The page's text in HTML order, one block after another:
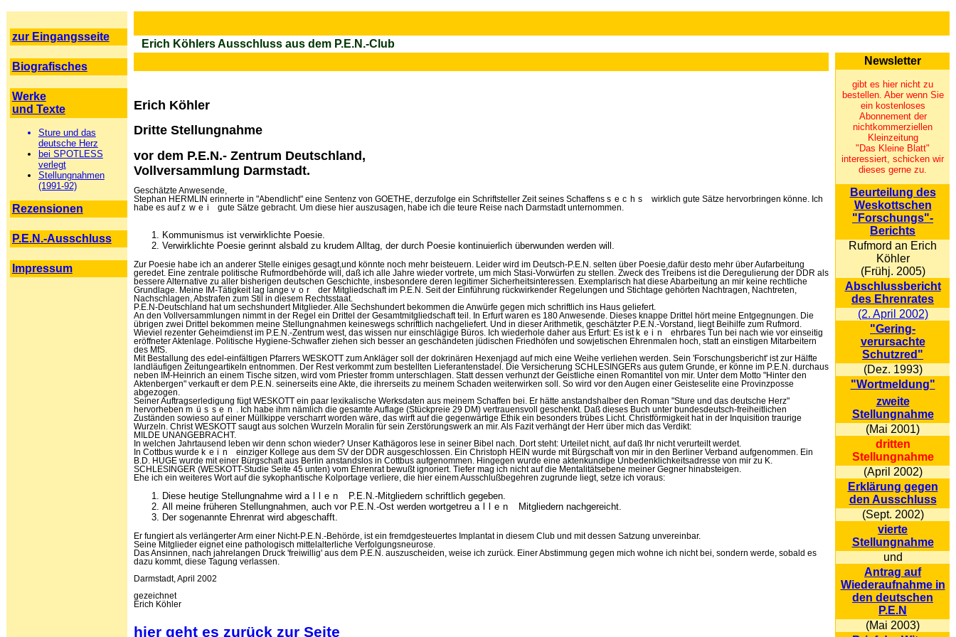
zur Eingangsseite
Biografisches
Werke
und Texte
Sture und das
deutsche Herz
bei SPOTLESS
verlegt
Stellungnahmen
(1991-92)
Rezensionen
P.E.N.-Ausschluss
Impressum
Erich Köhlers Ausschluss aus dem P.E.N.-Club
Newsletter
gibt es hier nicht zu
bestellen. Aber wenn Sie
ein kostenloses
Abonnement der
nichtkommerziellen
Kleinzeitung
"Das Kleine Blatt"
interessiert, schicken wir
dieses gerne zu.
Beurteilung des
Weskottschen
"Forschungs"-
Berichts
Rufmord an Erich
Köhler
(Frühj. 2005)
Abschlussbericht
des Ehrenrates
(2. April 2002)
"Gering-
verursachte
Schutzred"
(Dez. 1993)
"Wortmeldung"
zweite
Stellungnahme
(Mai 2001)
dritten
Stellungnahme
(April 2002)
Erklärung gegen
den Ausschluss
(Sept. 2002)
vierte
Stellungnahme
und
Antrag auf
Wiederaufnahme in
den deutschen
P.E.N
(Mai 2003)
Erich Köhler
Dritte Stellungnahme
vor dem P.E.N.- Zentrum Deutschland,
Vollversammlung Darmstadt.
Geschätzte Anwesende,
Stephan HERMLIN erinnerte in "Abendlicht" eine Sentenz von GOETHE, derzufolge ein Schriftsteller Zeit seines Schaffens sechs wirklich gute Sätze hervorbringen könne. Ich
habe es aufzweigute Sätze gebracht. Um diese hier auszusagen, habe ich die teure Reise nach Darmstadt unternommen.
Kommunismus ist verwirklichte Poesie.
Verwirklichte Poesie gerinnt alsbald zu krudem Alltag, der durch Poesie kontinuierlich überwunden werden will.
Zur Poesie habe ich an anderer Stelle einiges gesagt,und könnte noch mehr beisteuern. Leider wird im Deutsch-P.E.N. selten über Poesie,dafür desto mehr über Aufarbeitung
geredet. Eine zentrale politische Rufmordbehörde will, daß ich alle Jahre wieder vortrete, um mich Stasi-Vorwürfen zu stellen. Zweck des Treibens ist die De­regulierung der DDR als
bessere Alternative zu aller bisherigen deutschen Geschichte, insbesondere deren legitimer Sicherheitsinter­essen. Exemplarisch hat diese Abarbeitung an mir keine rechtliche
Grundlage. Meine IM-Tätigkeit lag lange vorder Mitgliedschaft im P.E.N. Seit der Einführung rückwirkender Regelungen und Stichtage gehörten Nachtragen, Nachtreten,
Nachschlagen, Abstrafen zum Stil in diesem Rechtsstaat.
P.E.N-Deutschland hat um sechshundert Mitglieder. Alle Sechshundert bekommen die Anwürfe gegen mich schriftlich ins Haus geliefert.
An den Vollversammlungen nimmt in der Regel ein Drittel der Gesamtmitgliedschaft teil. In Erfurt waren es 180 Anwesende. Dieses knappe Drittel hört meine Entgegnungen. Die
übrigen zwei Drittel bekommen meine Stellungnahmen keineswegs schriftlich nachgeliefert. Und in dieser Arithmetik, geschätzter P.E.N.-Vorstand, liegt Beihilfe zum Rufmord.
Wieviel rezenter Geheimdienst im P.E.N.-Zentrum west, das wissen nur einschlägige Büros. Ich wiederhole daher aus Erfurt: Es ist keinehrbares Tun bei nach wie vor einseitig
eröffneter Aktenlage. Politische Hygiene-Schwafler ziehen sich besser an geschän­deten jüdischen Friedhöfen und sowjetischen Ehrenmalen hoch, statt an einstigen Mitarbeitern
des MfS.
Mit Bestallung des edel-einfältigen Pfarrers WESKOTT zum Ankläger soll der dokrinären Hexenjagd auf mich eine Weihe verliehen werden. Sein 'Forschungsbericht' ist zur Hälfte
landläufigen Zeitungearti­keln entnommen. Der Rest verkommt zum bestellten Lieferantenstadel. Die Versicherung SCHLESINGERs aus gutem Grunde, er könne im P.E.N. durchaus
neben IM-Heinrich an einem Tische sitzen, wird vom Priester fromm unterschlagen. Statt dessen verhunzt der Geistliche einen Ro­mantitel von mir. Unter dem Motto "Hinter den
Aktenbergen" verkauft er dem P.E.N. seinerseits eine Akte, die ihrerseits zu meinem Schaden weiterwirken soll. So wird vor den Augen einer Geisteselite eine Provinzposse
abgezogen.
Seiner Auftragserledigung fügt WESKOTT ein paar lexikalische Werksdaten aus meinem Schaffen bei. Er hätte anstandshalber den Roman "Sture und das deutsche Herz"
hervorheben müssen
. Ich habe ihm nämlich die gesamte Auflage (Stückpreie 29 DM) vertrauensvoll geschenkt. Daß dieses Buch unter bundesdeutsch-freiheitlichen
Zuständen sowieso auf einer Müllkippe verscharrt worden wäre, das wirft auf die gegenwärtige Ethik ein besonders trübes Licht. Christförmigkeit hat in der Inquisition traurige
Wurzeln. Christ WESKOTT saugt aus solchen Wurzeln Moralin für sein Zerstörungswerk an mir. Als Fazit verhängt der Herr über mich das Verdikt:
MILDE UNANGEBRACHT.
In welchen Jahrtausend leben wir denn schon wieder? Unser Kathägoros lese in seiner Bibel nach. Dort steht: Urteilet nicht, auf daß Ihr nicht verurteilt werdet.
In Cottbus wurde keineinziger Kollege aus dem SV der DDR ausgeschlossen. Ein Christoph HEIN wurde mit Bürgschaft von mir in den Berliner Verband aufgenommen. Ein
B.D. HUGE wurde mit einer Bürgschaft aus Berlin anstandslos in Cottbus aufgenommen. Hingegen wurde eine aktenkundige Unbedenklichkeitsadresse von mir zu K.
SCHLESINGER (WESKOTT-Studie Seite 45 unten) vom Ehrenrat bewußt ignoriert. Tiefer mag ich nicht auf die Mentalitätsebene meiner Gegner hinabsteigen.
Ehe ich ein weiteres Wort auf die sykophantische Kolportage verliere, die hier einem Ausschlußbegehren zugrunde liegt, setze ich voraus:
Diese heutige Stellungnahme wird allen
P.E.N.-Mitgliedern schriftlich gegeben.
All meine früheren Stellungnahmen, auch vor P.E.N.-Ost werden wortgetreu allen
Mitgliedern nachgereicht.
Der sogenannte Ehrenrat wird abgeschafft.
Er fungiert als verlängerter Arm einer Nicht-P.E.N.-Behörde, ist ein fremdgesteuertes Implantat in diesem Club und mit dessen Satzung unvereinbar.
Seine Mitglieder eignet eine pathologisch mittelalterliche Verfolgungsneurose.
Das Ansinnen, nach jahrelangen Druck 'freiwillig' aus dem P.E.N. auszuscheiden, weise ich zurück. Einer Abstimmung gegen mich wohne ich nicht bei, sondern werde, sobald es
dazu kommt, diese Tagung verlassen.
Darmstadt, April 2002
gezeichnet
Erich Köhler
hier geht es zurück zur Seite